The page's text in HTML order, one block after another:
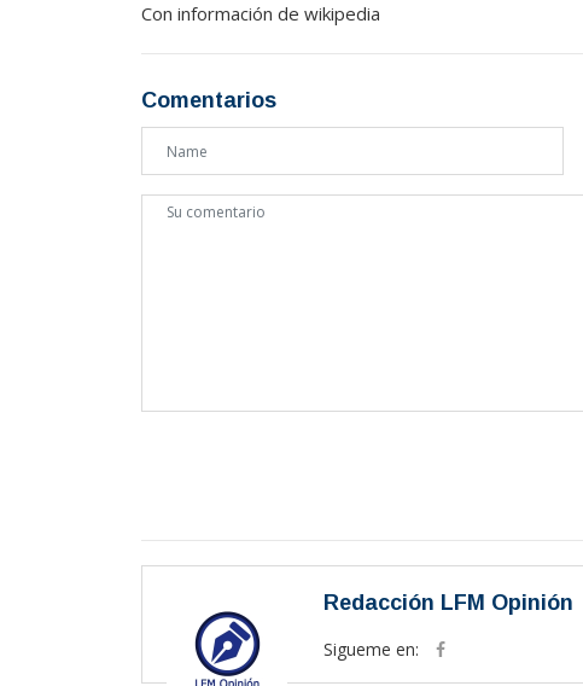
Con información de wikipedia
Comentarios
Redacción LFM Opinión
Sigueme en: